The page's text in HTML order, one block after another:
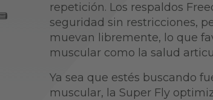
repetición. Los respaldos
seguridad sin restricciones,
muevan libremente, lo que
muscular como la salud
Ya sea que estés buscando
muscular, la Super Fly